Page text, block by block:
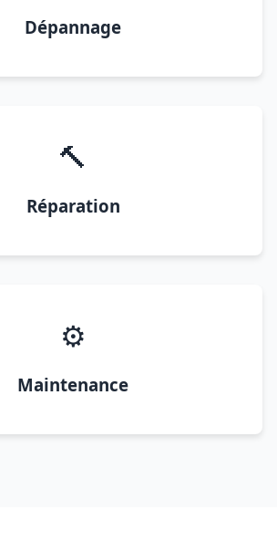
Dépannage
🔨
Réparation
⚙️
Maintenance